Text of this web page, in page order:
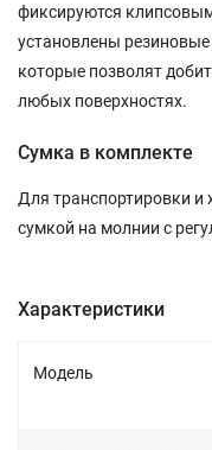
фиксируются
установлены
которые позволят
любых поверхностях.
Сумка в комплекте
Для транспортировки и
сумкой на молнии с
Характеристики
Модель